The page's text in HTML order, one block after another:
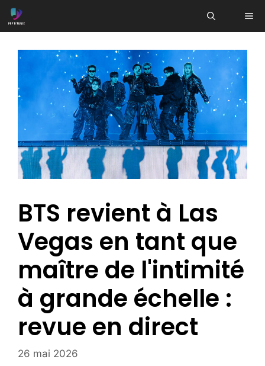
Aller
au
BTS revient à Las
Vegas en tant que
maître de l'intimité
à grande échelle :
revue en direct
26 mai 2026